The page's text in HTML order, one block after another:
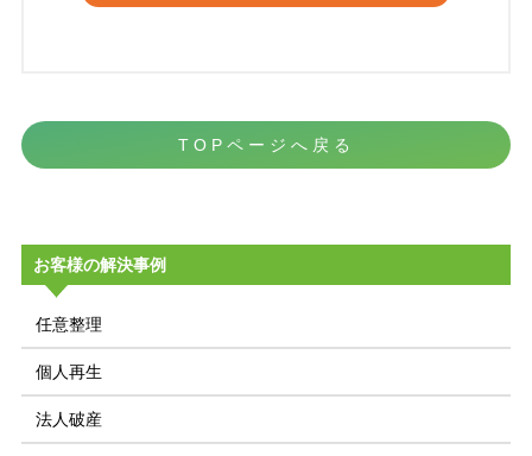
TOPページへ戻る
お客様の解決事例
任意整理
個人再生
法人破産